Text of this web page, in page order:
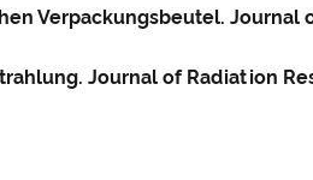
Verpackungsbeutel. Journal
Journal of Radiation